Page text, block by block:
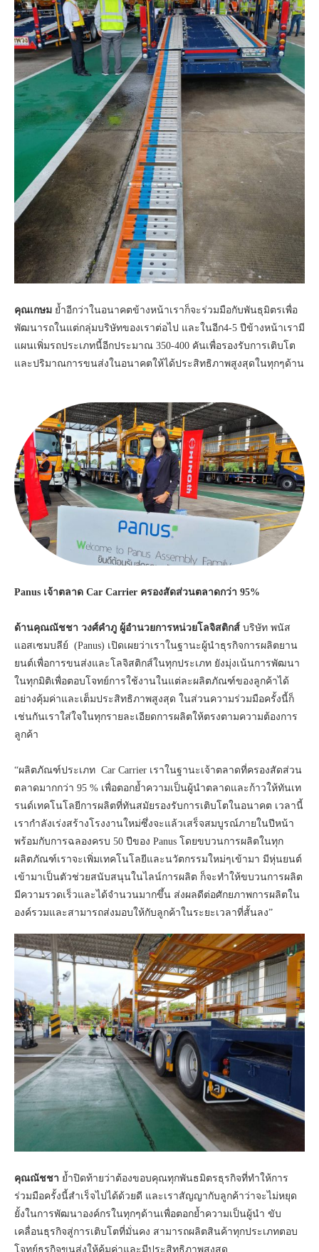
คุณเกษม ย้ำอีกว่าในอนาคตข้างหน้าเราก็จะร่วมมือกับพันธุมิตรเพื่อ
พัฒนารถในแต่กลุ่มบริษัทของเราต่อไป และในอีก4-5 ปีข้างหน้าเรามี
แผนเพิ่มรถประเภทนี้อีกประมาณ 350-400 คันเพื่อรองรับการเติบโต
และปริมาณการขนส่งในอนาคตให้ได้ประสิทธิภาพสูงสุดในทุกๆด้าน
Panus เจ้าตลาด Car Carrier ครองสัดส่วนตลาดกว่า 95%
ด้านคุณณัชชา วงศ์คำภู ผู้อำนวยการหน่วยโลจิสติกส์ บริษัท พนัส
แอสเซมบลีย์ (Panus) เปิดเผยว่าเราในฐานะผู้นำธุรกิจการผลิตยาน
ยนต์เพื่อการขนส่งและโลจิสติกส์ในทุกประเภท ยังมุ่งเน้นการพัฒนา
ในทุกมิติเพื่อตอบโจทย์การใช้งานในแต่ละผลิตภัณฑ์ของลูกค้าได้
อย่างคุ้มค่าและเต็มประสิทธิภาพสูงสุด ในส่วนความร่วมมือครั้งนี้ก็
เช่นกันเราใส่ใจในทุกรายละเอียดการผลิตให้ตรงตามความต้องการ
ลูกค้า
“ผลิตภัณฑ์ประเภท Car Carrier เราในฐานะเจ้าตลาดที่ครองสัดส่วน
ตลาดมากกว่า 95 % เพื่อตอกย้ำความเป็นผู้นำตลาดและก้าวให้ทันเท
รนด์เทคโนโลยีการผลิตที่ทันสมัยรองรับการเติบโตในอนาคต เวลานี้
เรากำลังเร่งสร้างโรงงานใหม่ซึ่งจะแล้วเสร็จสมบูรณ์ภายในปีหน้า
พร้อมกับการฉลองครบ 50 ปีของ Panus โดยขบวนการผลิตในทุก
ผลิตภัณฑ์เราจะเพิ่มเทคโนโลยีและนวัตกรรมใหม่ๆเข้ามา มีหุ่นยนต์
เข้ามาเป็นตัวช่วยสนับสนุนในไลน์การผลิต ก็จะทำให้ขบวนการผลิต
มีความรวดเร็วและได้จำนวนมากขึ้น ส่งผลดีต่อศักยภาพการผลิตใน
องค์รวมและสามารถส่งมอบให้กับลูกค้าในระยะเวลาที่สั้นลง”
คุณณัชชา ย้ำปิดท้ายว่าต้องขอบคุณทุกพันธมิตรธุรกิจที่ทำให้การ
ร่วมมือครั้งนี้สำเร็จไปได้ด้วยดี และเราสัญญากับลูกค้าว่าจะไม่หยุด
ยั้งในการพัฒนาองค์กรในทุกๆด้านเพื่อตอกย้ำความเป็นผู้นำ ขับ
เคลื่อนธุรกิจสู่การเติบโตที่มั่นคง สามารถผลิตสินค้าทุกประเภทตอบ
โจทย์ธุรกิจขนส่งให้คุ้มค่าและมีประสิทธิภาพสูงสุด